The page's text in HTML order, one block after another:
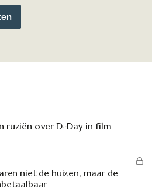
ruziën over D-Day in film
niet de huizen, maar de